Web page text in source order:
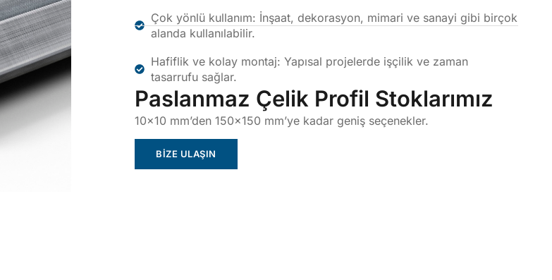
Çok yönlü kullanım: İnşaat, dekorasyon, mimari ve sanayi gibi birçok
alanda kullanılabilir.
Hafiflik ve kolay montaj: Yapısal projelerde işçilik ve zaman
tasarrufu sağlar.
Paslanmaz Çelik Profil Stoklarımız
10×10 mm’den 150×150 mm’ye kadar geniş seçenekler.
BİZE ULAŞIN